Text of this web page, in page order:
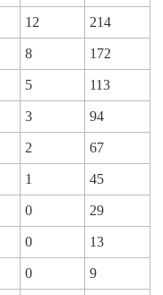
12 214
8 172
5 113
3 94
2 67
1 45
0 29
0 13
0 9